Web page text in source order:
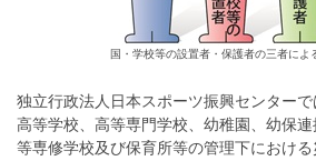
国・学校等の設置者・保護者の三者によ
独立行政法人日本スポーツ振興センターで
高等学校、高等専門学校、幼稚園、幼保
等専修学校及び保育所等の管理下におけ